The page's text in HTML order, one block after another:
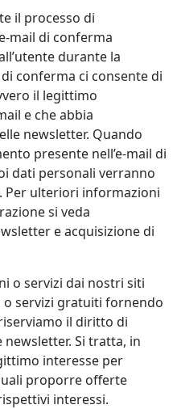
il processo di
mail di conferma
durante la
conferma ci consente di
il legittimo
e che abbia
newsletter. Quando
presente nell’e-mail di
dati personali verranno
Per ulteriori informazioni
si veda
e acquisizione di
o servizi dai nostri siti
servizi gratuiti fornendo
il diritto di
newsletter. Si tratta, in
interesse per
proporre offerte
interessi.